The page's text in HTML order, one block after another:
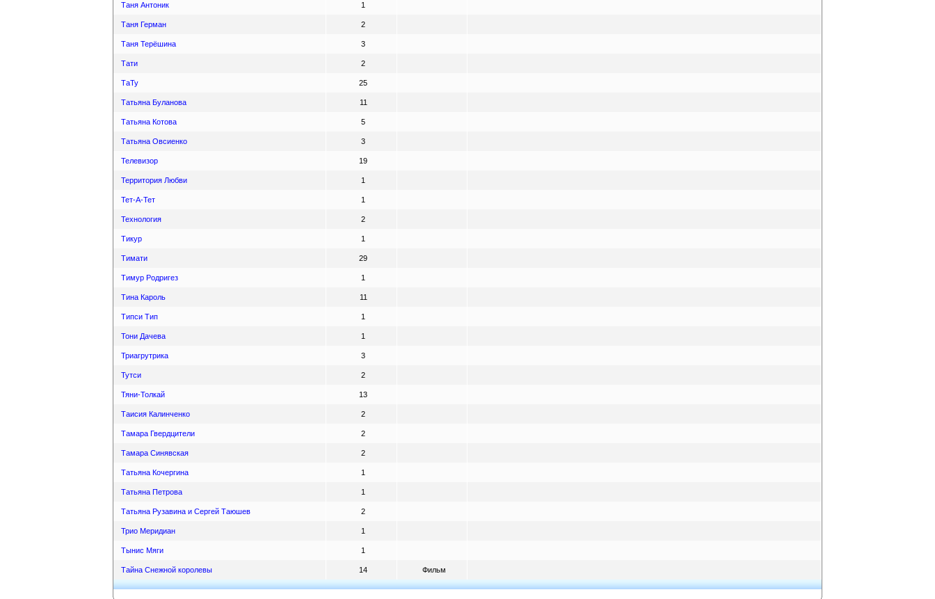
Таня Антоник 1
Таня Герман 2
Таня Терёшина 3
Тати 2
ТаТу 25
Татьяна Буланова 11
Татьяна Котова 5
Татьяна Овсиенко 3
Телевизор 19
Территория Любви 1
Тет-А-Тет 1
Технология 2
Тикур 1
Тимати 29
Тимур Родригез 1
Тина Кароль 11
Типси Тип 1
Тони Дачева 1
Триагрутрика 3
Тутси 2
Тяни-Толкай 13
Таисия Калинченко 2
Тамара Гвердцители 2
Тамара Синявская 2
Татьяна Кочергина 1
Татьяна Петрова 1
Татьяна Рузавина и Сергей Таюшев 2
Трио Меридиан 1
Тынис Мяги 1
Тайна Снежной королевы 14 Фильм